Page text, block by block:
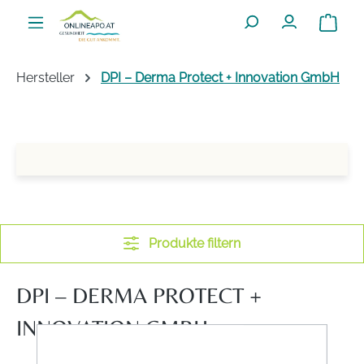
Zum Hauptinhalt springen
Hersteller DPI – Derma Protect + Innovation GmbH
Produkte filtern
DPI – DERMA PROTECT +
INNOVATION GMBH